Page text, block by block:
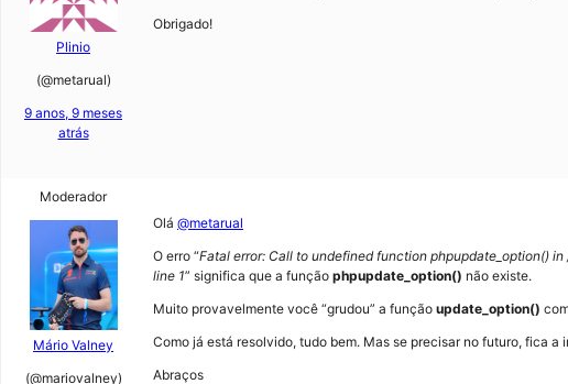
Plinio
(@metarual)
9 anos, 9 meses
atrás
Obrigado!
Moderador
Mário Valney
(@mariovalney)
Olá @metarual
O erro “Fatal error: Call to undefined function phpupdate_option()
line 1” significa que a função phpupdate_option() não existe.
Muito provavelmente você “grudou” a função update_option()
Como já está resolvido, tudo bem. Mas se precisar no futuro, fica a
Abraços